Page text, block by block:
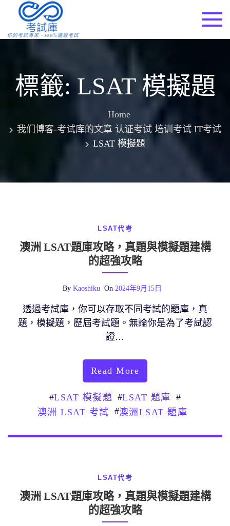
content
標籤:LSAT 模擬題
Home
我们博客-考试库的文章 认证考试 培训考试 IT考试
LSAT 模擬題
LSAT代考
澳洲 LSAT題庫攻略，真題與模擬題建構
的超強攻略
By Kaoshiku On 2024年9月15日
透過考試庫，你可以存取不同考試的題庫，真
題，模擬題，歷屆考試題。無論你是為了考試認
證…
Read More
#LSAT 模擬題 #LSAT 題庫 #
澳洲 LSAT 考試 #澳洲LSAT 題庫
LSAT代考
澳洲 LSAT題庫攻略，真題與模擬題建構
的超強攻略